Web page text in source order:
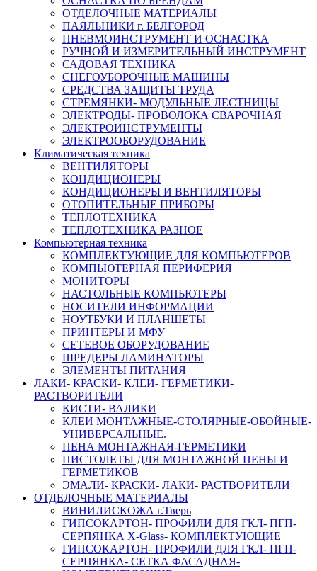
ОТДЕЛОЧНЫЕ МАТЕРИАЛЫ
ПАЯЛЬНИКИ г. БЕЛГОРОД
ПНЕВМОИНСТРУМЕНТ И ОСНАСТКА
РУЧНОЙ И ИЗМЕРИТЕЛЬНЫЙ ИНСТРУМЕНТ
САДОВАЯ ТЕХНИКА
СНЕГОУБОРОЧНЫЕ МАШИНЫ
СРЕДСТВА ЗАЩИТЫ ТРУДА
СТРЕМЯНКИ- МОДУЛЬНЫЕ ЛЕСТНИЦЫ
ЭЛЕКТРОДЫ- ПРОВОЛОКА СВАРОЧНАЯ
ЭЛЕКТРОИНСТРУМЕНТЫ
ЭЛЕКТРООБОРУДОВАНИЕ
Климатическая техника
ВЕНТИЛЯТОРЫ
КОНДИЦИОНЕРЫ
КОНДИЦИОНЕРЫ И ВЕНТИЛЯТОРЫ
ОТОПИТЕЛЬНЫЕ ПРИБОРЫ
ТЕПЛОТЕХНИКА
ТЕПЛОТЕХНИКА РАЗНОЕ
Компьютерная техника
КОМПЛЕКТУЮЩИЕ ДЛЯ КОМПЬЮТЕРОВ
КОМПЬЮТЕРНАЯ ПЕРИФЕРИЯ
МОНИТОРЫ
НАСТОЛЬНЫЕ КОМПЬЮТЕРЫ
НОСИТЕЛИ ИНФОРМАЦИИ
НОУТБУКИ И ПЛАНШЕТЫ
ПРИНТЕРЫ И МФУ
СЕТЕВОЕ ОБОРУДОВАНИЕ
ШРЕДЕРЫ ЛАМИНАТОРЫ
ЭЛЕМЕНТЫ ПИТАНИЯ
ЛАКИ- КРАСКИ- КЛЕИ- ГЕРМЕТИКИ-
РАСТВОРИТЕЛИ
КИСТИ- ВАЛИКИ
КЛЕИ МОНТАЖНЫЕ-СТОЛЯРНЫЕ-ОБОЙНЫЕ-
УНИВЕРСАЛЬНЫЕ.
ПЕНА МОНТАЖНАЯ-ГЕРМЕТИКИ
ПИСТОЛЕТЫ ДЛЯ МОНТАЖНОЙ ПЕНЫ И
ГЕРМЕТИКОВ
ЭМАЛИ- КРАСКИ- ЛАКИ- РАСТВОРИТЕЛИ
ОТДЕЛОЧНЫЕ МАТЕРИАЛЫ
ВИНИЛИСКОЖА г.Тверь
ГИПСОКАРТОН- ПРОФИЛИ ДЛЯ ГКЛ- ПГП-
СЕРПЯНКА X-Glass- КОМПЛЕКТУЮЩИЕ
ГИПСОКАРТОН- ПРОФИЛИ ДЛЯ ГКЛ- ПГП-
СЕРПЯНКА- СЕТКА ФАСАДНАЯ-